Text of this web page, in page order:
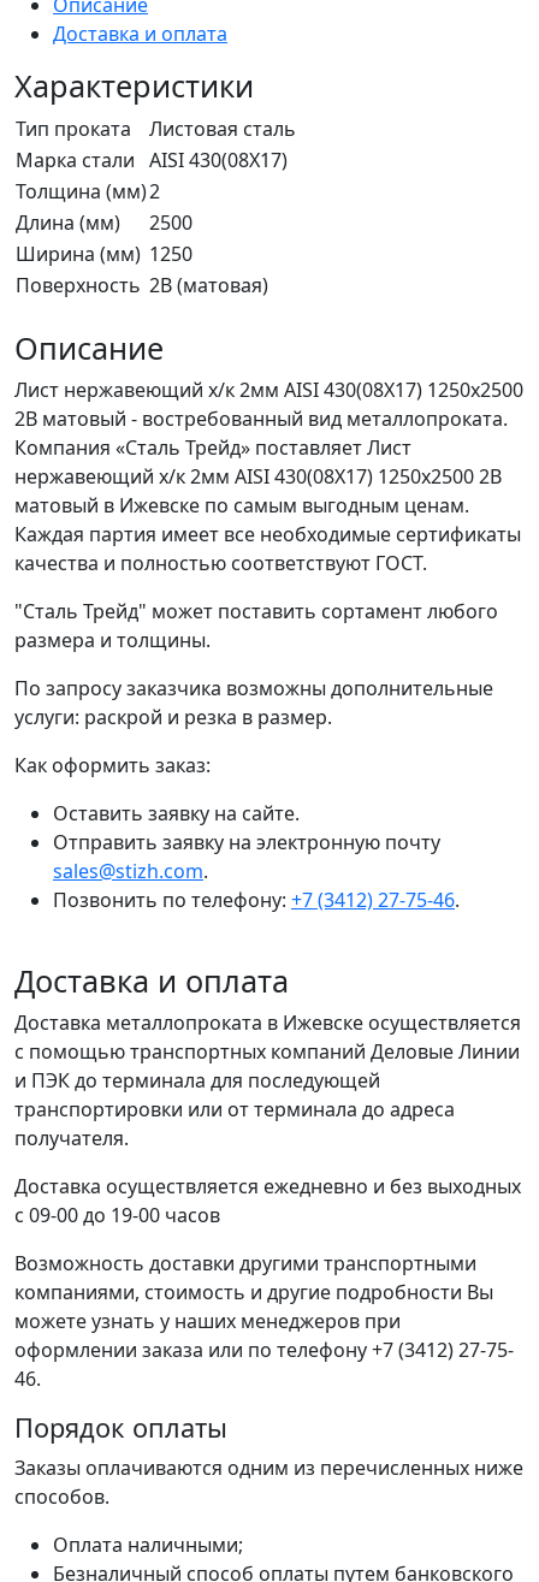
Доставка и оплата
Характеристики
Тип проката
Листовая сталь
Марка стали AISI 430(08Х17)
Толщина (мм)2
Длина (мм)
2500
Ширина (мм) 1250
Поверхность 2В (матовая)
Описание
Лист нержавеющий х/к 2мм AISI 430(08X17) 1250х2500
2B матовый - востребованный вид металлопроката.
Компания «Сталь Трейд» поставляет Лист
нержавеющий х/к 2мм AISI 430(08X17) 1250х2500 2B
матовый в Ижевске по самым выгодным ценам.
Каждая партия имеет все необходимые сертификаты
качества и полностью соответствуют ГОСТ.
"Сталь Трейд" может поставить сортамент любого
размера и толщины.
По запросу заказчика возможны дополнительные
услуги: раскрой и резка в размер.
Как оформить заказ:
Оставить заявку на сайте.
Отправить заявку на электронную почту
sales@stizh.com.
Позвонить по телефону: +7 (3412) 27-75-46.
Доставка и оплата
Доставка металлопроката в Ижевске осуществляется
с помощью транспортных компаний Деловые Линии
и ПЭК до терминала для последующей
транспортировки или от терминала до адреса
получателя.
Доставка осуществляется ежедневно и без выходных
с 09-00 до 19-00 часов
Возможность доставки другими транспортными
компаниями, стоимость и другие подробности Вы
можете узнать у наших менеджеров при
оформлении заказа или по телефону +7 (3412) 27-75-
46.
Порядок оплаты
Заказы оплачиваются одним из перечисленных ниже
способов.
Оплата наличными;
Безналичный способ оплаты путем банковского